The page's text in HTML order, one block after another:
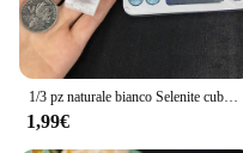
1/3 pz naturale bianco Selenite cubo cristalli pietre burattate guarigione Reiki intagliato a mano minerale campione Display decorazione
1,99€